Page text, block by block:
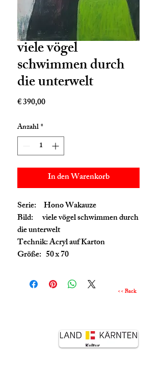
viele vögel
schwimmen durch
die unterwelt
€ 390,00Preis
Anzahl*
In den Warenkorb
Serie: Hono Wakauze
Bild: viele vögel schwimmen durch
die unterwelt
Technik: Acryl auf Karton
Größe: 50 x 70
<< Back